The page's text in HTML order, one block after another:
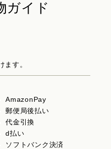
ガイド
ます。
AmazonPay
郵便局後払い
代金引換
d払い
ソフトバンク決済